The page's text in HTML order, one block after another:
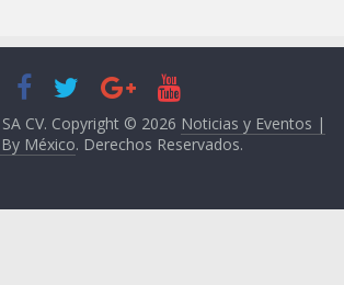
CV. Copyright © 2026 Noticias y Eventos |
México. Derechos Reservados.